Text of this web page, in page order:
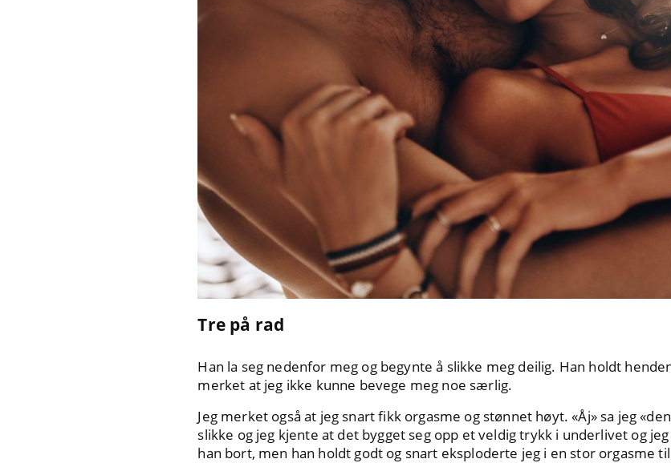
Tre på rad
Han la seg nedenfor meg og begynte å slikke meg deilig. Han holdt
merket at jeg ikke kunne bevege meg noe særlig.
Jeg merket også at jeg snart fikk orgasme og stønnet høyt. «Åj» sa jeg
slikke og jeg kjente at det bygget seg opp et veldig trykk i underlivet og
han bort, men han holdt godt og snart eksploderte jeg i en stor orgasme